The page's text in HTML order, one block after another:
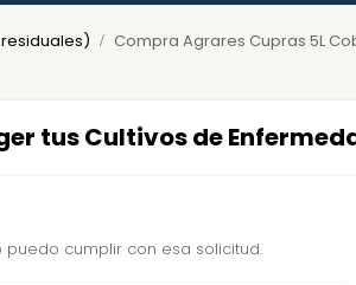
Compra Agrares Cupras 5L
tus Cultivos de
puedo cumplir con esa solicitud.